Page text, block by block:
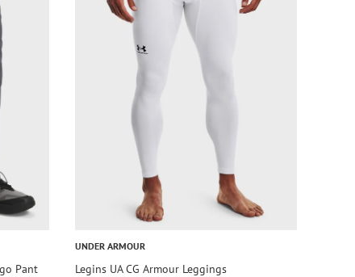
Pant
UNDER ARMOUR
Legins UA CG Armour Leggings